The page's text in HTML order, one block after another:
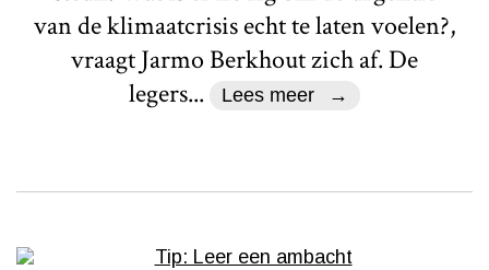
van de klimaatcrisis echt te laten voelen?,
vraagt Jarmo Berkhout zich af. De
legers...
Lees meer